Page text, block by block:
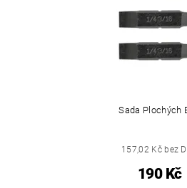
Sada Plochých
157,02 Kč bez
190 Kč